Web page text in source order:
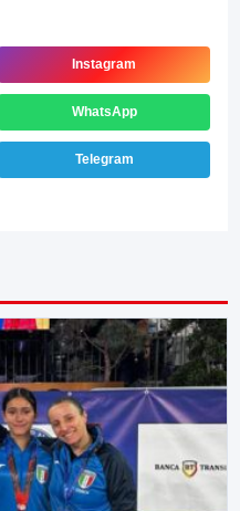
Instagram
WhatsApp
Telegram